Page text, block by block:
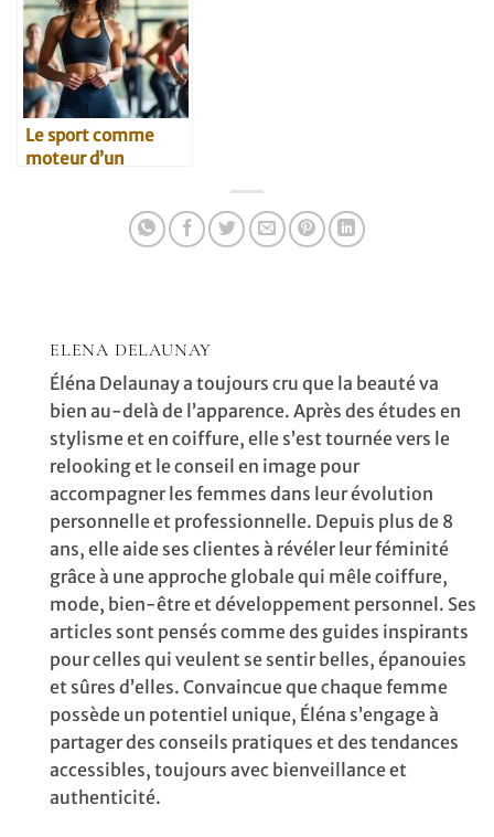
Le sport comme
moteur d’un
ELENA DELAUNAY
Éléna Delaunay a toujours cru que la beauté va
bien au-delà de l’apparence. Après des études en
stylisme et en coiffure, elle s’est tournée vers le
relooking et le conseil en image pour
accompagner les femmes dans leur évolution
personnelle et professionnelle. Depuis plus de 8
ans, elle aide ses clientes à révéler leur féminité
grâce à une approche globale qui mêle coiffure,
mode, bien-être et développement personnel. Ses
articles sont pensés comme des guides inspirants
pour celles qui veulent se sentir belles, épanouies
et sûres d’elles. Convaincue que chaque femme
possède un potentiel unique, Éléna s’engage à
partager des conseils pratiques et des tendances
accessibles, toujours avec bienveillance et
authenticité.